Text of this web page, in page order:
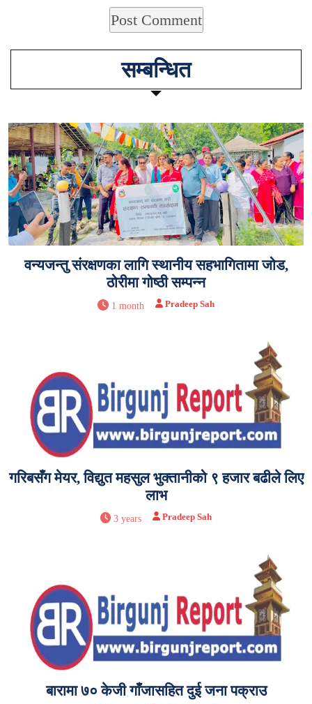
सम्बन्धित
वन्यजन्तु संरक्षणका लागि स्थानीय सहभागितामा जोड,
ठोरीमा गोष्ठी सम्पन्न
1 month Pradeep Sah
गरिबसँग मेयर, विद्युत महसुल भुक्तानीको ९ हजार बढीले लिए
लाभ
3 years Pradeep Sah
बारामा ७० केजी गाँजासहित दुई जना पक्राउ